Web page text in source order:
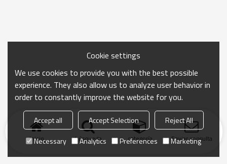
Inicio búsqueda categoría Enviar consulta
Cookie settings
We use cookies to provide you with the best possible
experience. They also allow us to analyze user behavior in
order to constantly improve the website for you.
Accept all Accept Selection
Reject All
Necessary
Analytics Preferences Marketing